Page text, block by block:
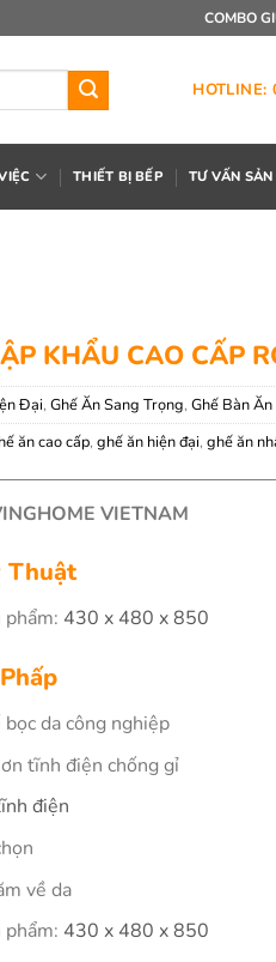
COMBO
THIẾT BỊ BẾP TƯ VẤN
KHẨU CAO CẤP
Đại, Ghế Ăn Sang Trọng, Ghế Bàn Ăn
ăn cao cấp, ghế ăn hiện đại, ghế ăn
VIETNAM
Thuật
phẩm: 430 x 480 x 850
da công nghiệp
tĩnh điện chống gỉ
điện
về da
phẩm: 430 x 480 x 850